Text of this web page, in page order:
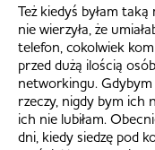
Też kiedyś byłam
nie wierzyła, że
telefon, cokolwiek
przed dużą ilością
networkingu. Gdybym
rzeczy, nigdy bym ich
ich nie lubiłam.
dni, kiedy siedzę pod